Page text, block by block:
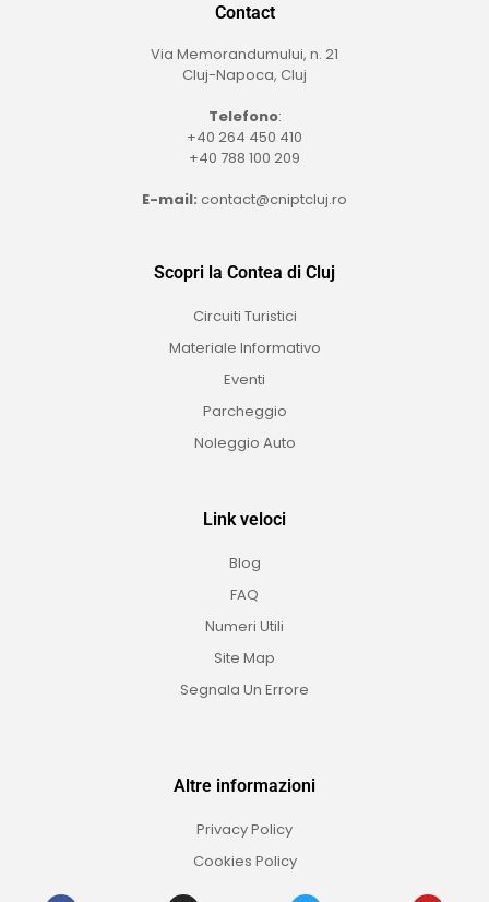
Contact
Via Memorandumului, n. 21
Cluj-Napoca, Cluj
Telefono:
+40 264 450 410
+40 788 100 209
E-mail: contact@cniptcluj.ro
Scopri la Contea di Cluj
Circuiti Turistici
Materiale Informativo
Eventi
Parcheggio
Noleggio Auto
Link veloci
Blog
FAQ
Numeri Utili
Site Map
Segnala Un Errore
Altre informazioni
Privacy Policy
Cookies Policy